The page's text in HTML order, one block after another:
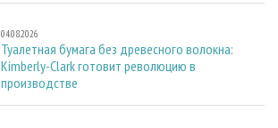
04.08.2026
Туалетная бумага без древесного волокна:
Kimberly-Clark готовит революцию в
производстве